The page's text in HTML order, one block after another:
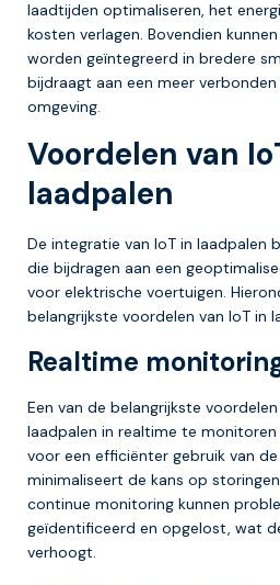
laadtijden optimaliseren, het
kosten verlagen. Bovendien
worden geïntegreerd in bredere
bijdraagt aan een meer
omgeving.
Voordelen van
laadpalen
De integratie van IoT in laadpalen
die bijdragen aan een
voor elektrische voertuigen.
belangrijkste voordelen van IoT in
Realtime
Een van de belangrijkste
laadpalen in realtime te
voor een efficiënter gebruik van
minimaliseert de kans op
continue monitoring kunnen
geïdentificeerd en opgelost, wat
verhoogt.